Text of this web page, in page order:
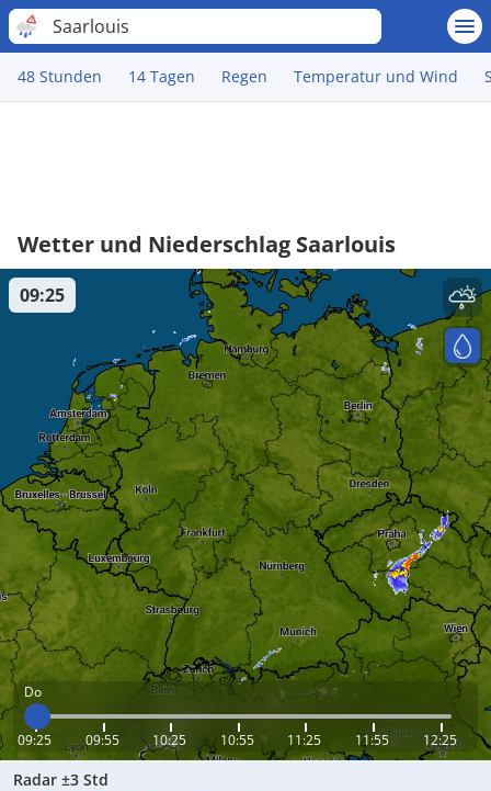
Saarlouis
48 Stunden 14 Tagen Regen Temperatur und Wind
Wetter und Niederschlag Saarlouis
Do
09:25 09:55 10:25 10:55 11:25 11:55 12:25
09:25
Radar ±3 Std